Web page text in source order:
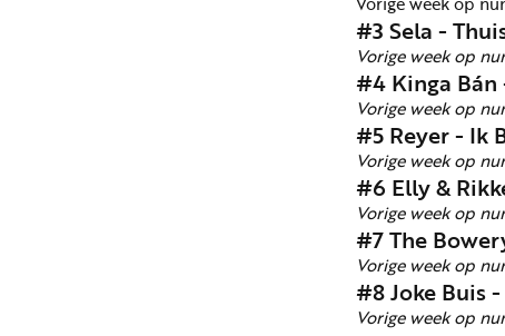
#3 Sela -
Vorige week op
#4 Kinga Bán
Vorige week op
#5 Reyer - Ik
Vorige week op
#6 Elly &
Vorige week op
#7 The
Vorige week op
#8 Joke Buis
Vorige week op